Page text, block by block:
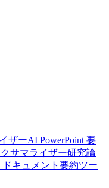
ザーAI PowerPoint 要
サマライザー研究論
ドキュメント要約ツー